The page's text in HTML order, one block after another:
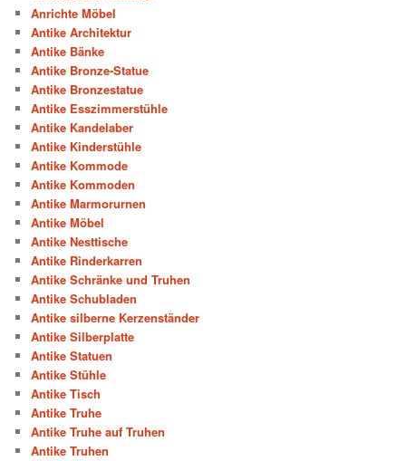
Anrichte Möbel
Antike Architektur
Antike Bänke
Antike Bronze-Statue
Antike Bronzestatue
Antike Esszimmerstühle
Antike Kandelaber
Antike Kinderstühle
Antike Kommode
Antike Kommoden
Antike Marmorurnen
Antike Möbel
Antike Nesttische
Antike Rinderkarren
Antike Schränke und Truhen
Antike Schubladen
Antike silberne Kerzenständer
Antike Silberplatte
Antike Statuen
Antike Stühle
Antike Tisch
Antike Truhe
Antike Truhe auf Truhen
Antike Truhen